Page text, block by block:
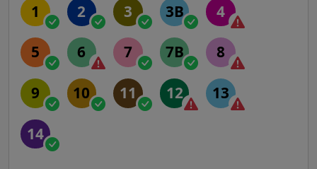
1 2 3 3B 4
5 6 7 7B 8
9 10 11 12 13
14